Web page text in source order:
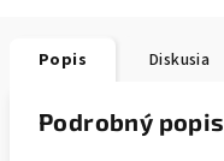
Popis Diskusia
Podrobný popis